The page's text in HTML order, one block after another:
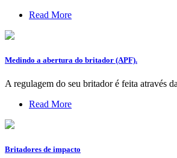
Read More
Medindo a abertura do britador (APF).
A regulagem do seu britador é feita através
Read More
Britadores de impacto